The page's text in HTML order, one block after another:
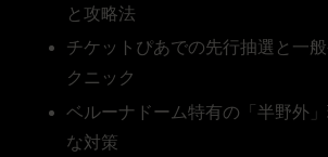
と攻略法
チケットぴあでの先行抽選と一
クニック
ベルーナドーム特有の「半野外
な対策